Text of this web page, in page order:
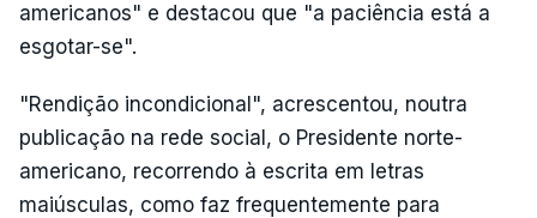
americanos" e destacou que "a paciência está a
esgotar-se".
"Rendição incondicional", acrescentou, noutra
publicação na rede social, o Presidente norte-
americano, recorrendo à escrita em letras
maiúsculas, como faz frequentemente para